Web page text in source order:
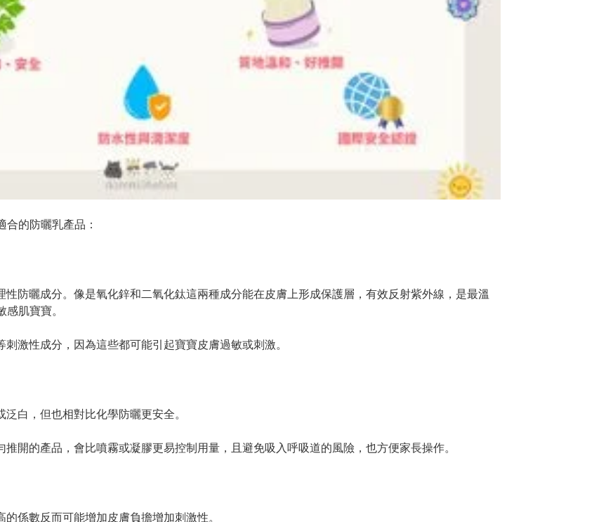
合的防曬乳產品：
防曬成分。像是氧化鋅和二氧化鈦這兩種成分能在皮膚上形成保護層，有效反射紫外線，是最溫
肌寶寶。
激性成分，因為這些都可能引起寶寶皮膚過敏或刺激。
白，但也相對比化學防曬更安全。
開的產品，會比噴霧或凝膠更易控制用量，且避免吸入呼吸道的風險，也方便家長操作。
係數反而可能增加皮膚負擔增加刺激性。